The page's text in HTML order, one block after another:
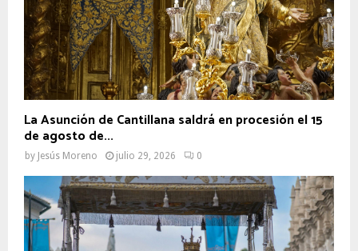
La Asunción de Cantillana saldrá en procesión el 15
de agosto de...
by Jesús Moreno julio 29, 2026 0